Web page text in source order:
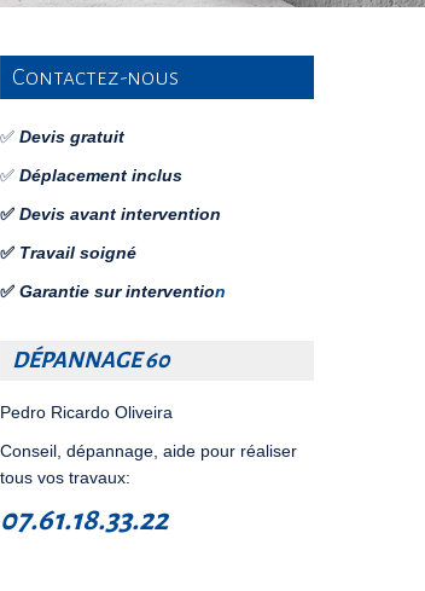
Contactez-nous
✅ Devis gratuit
✅ Déplacement inclus
✅ Devis avant intervention
✅ Travail soigné
✅ Garantie sur intervention
DÉPANNAGE 60
Pedro Ricardo Oliveira
Conseil, dépannage, aide pour réaliser
tous vos travaux:
07.61.18.33.22